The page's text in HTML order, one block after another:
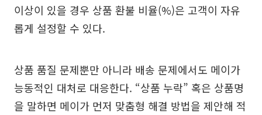
이상이 있을 경우 상품 환불 비율(%)은 고객이 자유
롭게 설정할 수 있다.
상품 품질 문제뿐만 아니라 배송 문제에서도 메이가
능동적인 대처로 대응한다. “상품 누락” 혹은 상품명
을 말하면 메이가 먼저 맞춤형 해결 방법을 제안해 적